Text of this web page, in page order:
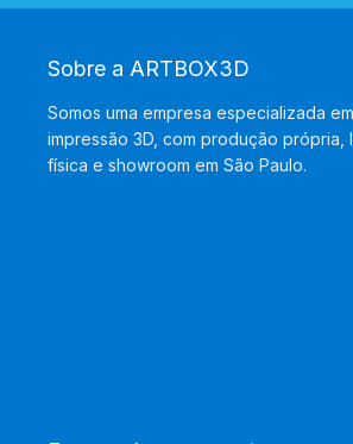
Sobre a ARTBOX3D
Somos uma empresa especializada em
impressão 3D, com produção própria,
física e showroom em São Paulo.